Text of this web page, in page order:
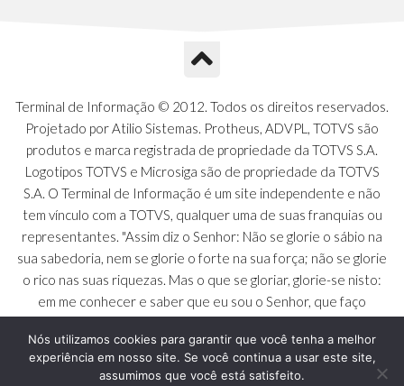
A1S - Notificacoes do Vendedor
A1U - Intermediadores
A1V - Schemas - Gestao de Vendas
A1W - Campos do Schema
A1X - CFDI Complemento Carta Porte
A1Y - Carta Porte - Localizacoes
A1Z - Carta Porte - Operadores
A20 - Nota Explicativa - PCO
A21 - FONTES FINANC.PPA
A22 - Itens Fontes Financ.PPA
A23 - Inflacao para metas anuais
A24 - PIB Estadual para metas anuais
A25 - Receitas e Despesas Metais Anu
A26 - Deducao da Receita - MCASP
A27 - Divida Publica - Metas Aunias
Terminal de Informação © 2012. Todos os direitos reservados.
Projetado por Atilio Sistemas. Protheus, ADVPL, TOTVS são
produtos e marca registrada de propriedade da TOTVS S.A.
Logotipos TOTVS e Microsiga são de propriedade da TOTVS
S.A. O Terminal de Informação é um site independente e não
tem vínculo com a TOTVS, qualquer uma de suas franquias ou
representantes. "Assim diz o Senhor: Não se glorie o sábio na
sua sabedoria, nem se glorie o forte na sua força; não se glorie
o rico nas suas riquezas. Mas o que se gloriar, glorie-se nisto:
em me conhecer e saber que eu sou o Senhor, que faço
Nós utilizamos cookies para garantir que você tenha a melhor
experiência em nosso site. Se você continua a usar este site,
assumimos que você está satisfeito.